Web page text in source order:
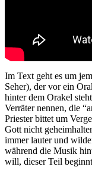
Im Text geht es um
Seher), der vor ein
hinter dem Orakel
Verräter nennen, die
Priester bittet um
Gott nicht
immer lauter und
während die Musik
will, dieser Teil